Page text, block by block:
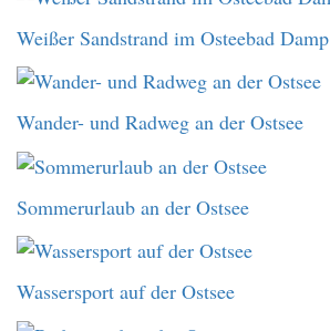
Weißer Sandstrand im Osteebad Damp
Wander- und Radweg an der Ostsee
Sommerurlaub an der Ostsee
Wassersport auf der Ostsee